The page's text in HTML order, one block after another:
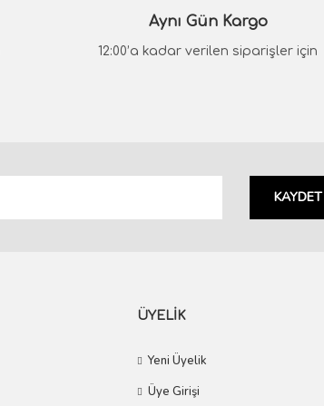
Aynı Gün Kargo
12:00’a kadar verilen siparişler için
KAYDET
ÜYELİK
Yeni Üyelik
Üye Girişi